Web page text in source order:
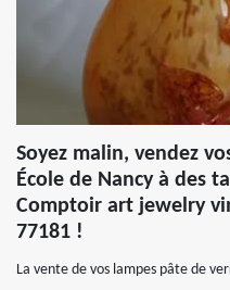
Soyez malin, vendez
École de Nancy à des
Comptoir art jewelry
77181 !
La vente de vos lampes pâte de